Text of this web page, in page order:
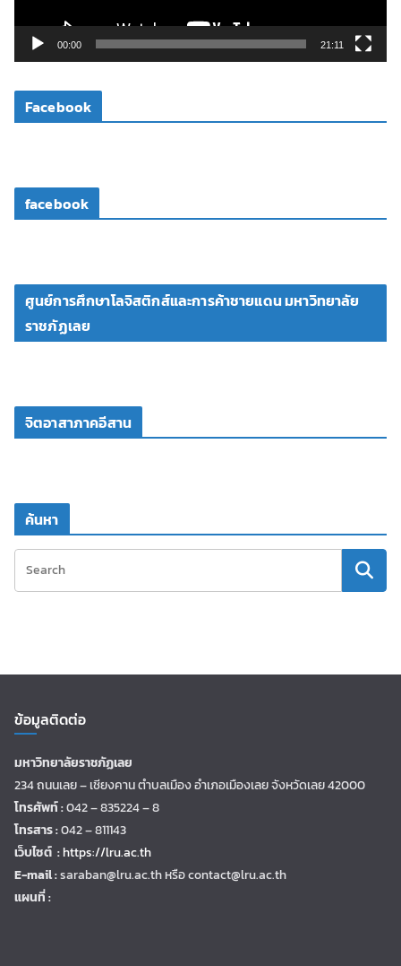
ดี
โ
00:00 21:11
Facebook
facebook
ศูนย์การศึกษาโลจิสติกส์และการค้าชายแดน มหาวิทยาลัย
ราชภัฏเลย
จิตอาสาภาคอีสาน
ค้นหา
ข้อมูลติดต่อ
มหาวิทยาลัยราชภัฏเลย
234 ถนนเลย – เชียงคาน ตำบลเมือง อำเภอเมืองเลย จังหวัดเลย 42000
โทรศัพท์ :042 – 835224 – 8
โทรสาร :042 – 811143
เว็บไซต์ :https://lru.ac.th
E-mail :saraban@lru.ac.thหรือ contact@lru.ac.th
แผนที่ :